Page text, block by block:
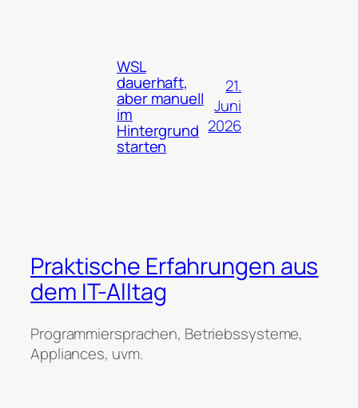
WSL
dauerhaft,
aber manuell
im
Hintergrund
starten
21.
Juni
2026
Praktische Erfahrungen aus
dem IT-Alltag
Programmiersprachen, Betriebssysteme,
Appliances, uvm.